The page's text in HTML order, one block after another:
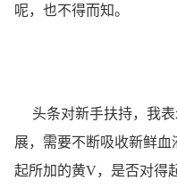
呢，也不得而知。
头条对新手扶持，我表
展，需要不断吸收新鲜
起所加的黄V，是否对得